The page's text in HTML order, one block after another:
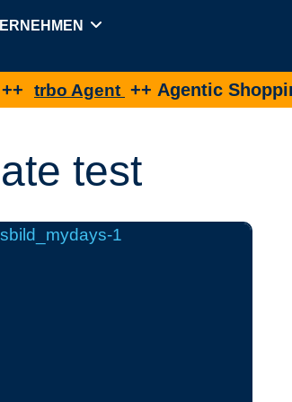
Agent++ Agentic Shopping
test